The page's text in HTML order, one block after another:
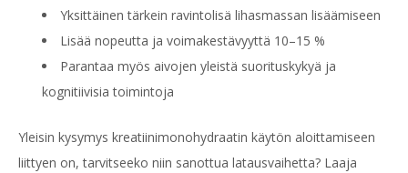
Yksittäinen tärkein ravintolisä lihasmassan lisäämiseen
Lisää nopeutta ja voimakestävyyttä 10–15 %
Parantaa myös aivojen yleistä suorituskykyä ja
kognitiivisia toimintoja
Yleisin kysymys kreatiinimonohydraatin käytön aloittamiseen
liittyen on, tarvitseeko niin sanottua latausvaihetta? Laaja